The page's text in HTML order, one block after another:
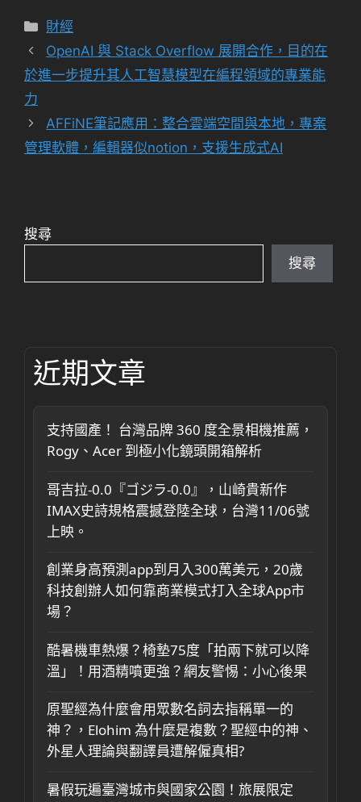
分
類
財經
OpenAI 與 Stack Overflow 展開合作，目的在
於進一步提升其人工智慧模型在編程領域的專業能
力
AFFiNE筆記應用：整合雲端空間與本地，專案
管理軟體，編輯器似notion，支援生成式AI
搜尋
搜尋
近期文章
支持國產！ 台灣品牌 360 度全景相機推薦，
Rogy、Acer 到極小化鏡頭開箱解析
哥吉拉-0.0『ゴジラ-0.0』，山崎貴新作
IMAX史詩規格震撼登陸全球，台灣11/06號
上映。
創業身高預測app到月入300萬美元，20歲
科技創辦人如何靠商業模式打入全球App市
場？
酷暑機車熱爆？椅墊75度「拍兩下就可以降
溫」！用酒精噴更強？網友警惕：小心後果
原聖經為什麼會用眾數名詞去指稱單一的
神？，Elohim 為什麼是複數？聖經中的神、
外星人理論與翻譯員遭解僱真相?
暑假玩遍臺灣城市與國家公園！旅展限定